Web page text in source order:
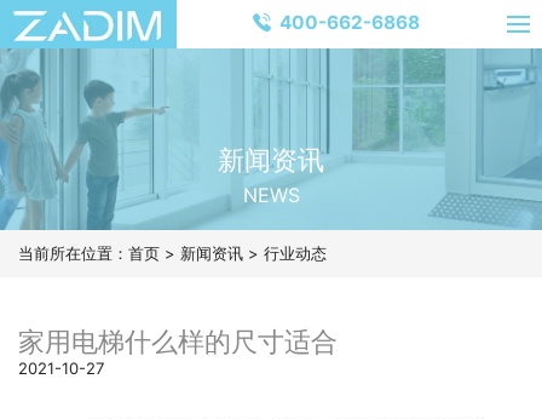
400-662-6868
新闻资讯
NEWS
当前所在位置： 首页 > 新闻资讯 > 行业动态
家用电梯什么样的尺寸适合
2021-10-27